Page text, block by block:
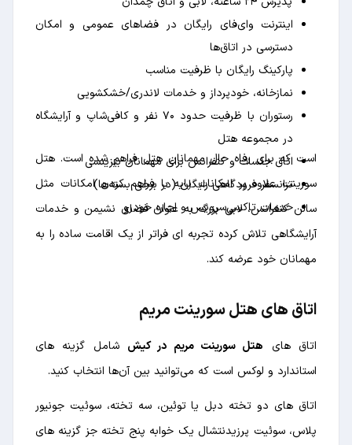
اینترنت وای‌فای رایگان در فضاهای عمومی و امکان
دسترسی در اتاق‌ها
پارکینگ رایگان با ظرفیت مناسب
نمازخانه، خودپرداز و خدمات لاندری/خشکشویی
رستوران با ظرفیت حدود ۷۰ نفر و کافی‌شاپ و آرایشگاه
در مجموعه هتل
اتاق جلسات و کنفرانس برای مهمانان بیزینسی
ترانسفر فرودگاهی رایگان (در برخی بسته‌ها)
خدمات تاکسی‌سرویس و اجاره خودرو
است که برای رفاه حال مهمانان هتل فراهم شده است. هتل
سورینت علاوه بر امکانات پایه با فراهم کردن امکانات مثل
سالن کنفرانس، لابی بزرگ به عنوان فضای نشیمن و خدمات
آرایشگاهی تلاش کرده تجربه ای فراتر از یک اقامت ساده را به
مهمانان خود عرضه کند.
اتاق های هتل سورینت مریم
اتاق های هتل سورینت مریم در کیش شامل گزینه های
استاندارد و لوکس است که می‌توانید بین آن‌ها انتخاب کنید.
اتاق های دو تخته دبل یا توئین، سه تخته، سوئیت جونیور
پلاس، سوئیت پرزیدنتشال یک خوابه پنج تخته جز گزینه های